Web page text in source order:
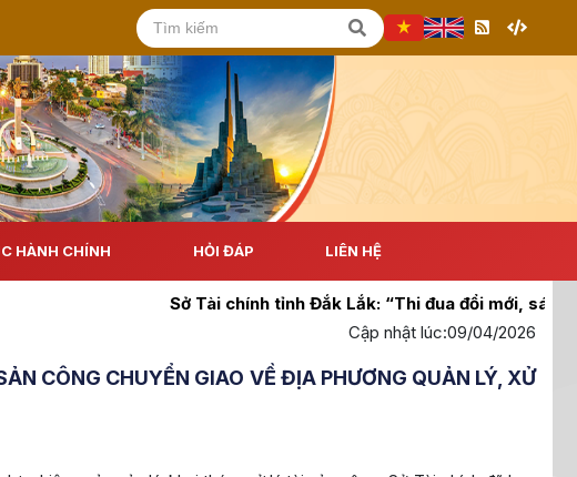
HÀNH CHÍNH HỎI ĐÁP LIÊN HỆ
Sở Tài chính tỉnh Đắk Lắk: “Thi đua đổi mới, sáng tạo, tăng tốc
Cập nhật lúc:09/04/2026
CÔNG CHUYỂN GIAO VỀ ĐỊA PHƯƠNG QUẢN LÝ, XỬ